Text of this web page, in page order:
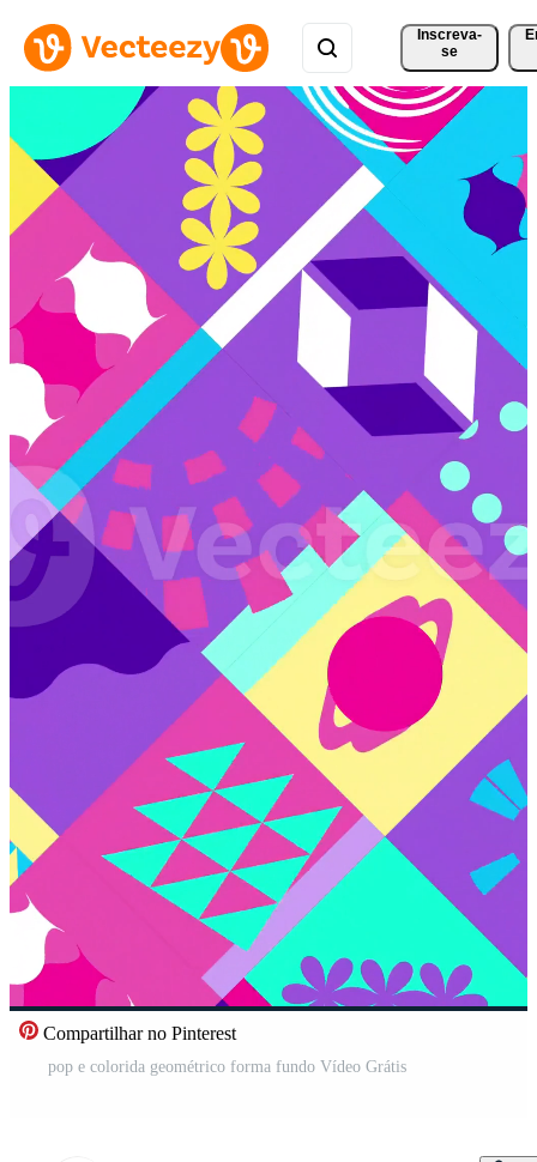
Inscreva-
se
Compartilhar no Pinterest
pop e colorida geométrico forma fundo Vídeo Grátis